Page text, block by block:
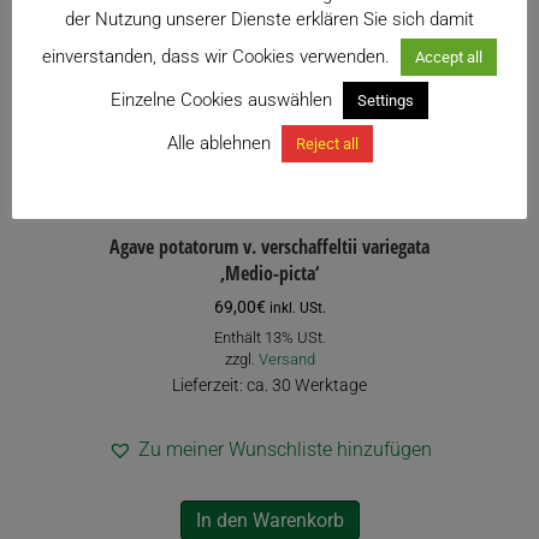
Agave potatorum v. verschaffeltii variegata
‚Medio-picta‘
69,00€ inkl. USt.
Enthält 13% USt.
zzgl. Versand
Lieferzeit: ca. 30 Werktage
Zu meiner Wunschliste hinzufügen
In den Warenkorb
der Nutzung unserer Dienste erklären Sie sich damit
einverstanden, dass wir Cookies verwenden.
Accept all
Einzelne Cookies auswählen Settings
Alle ablehnen Reject all